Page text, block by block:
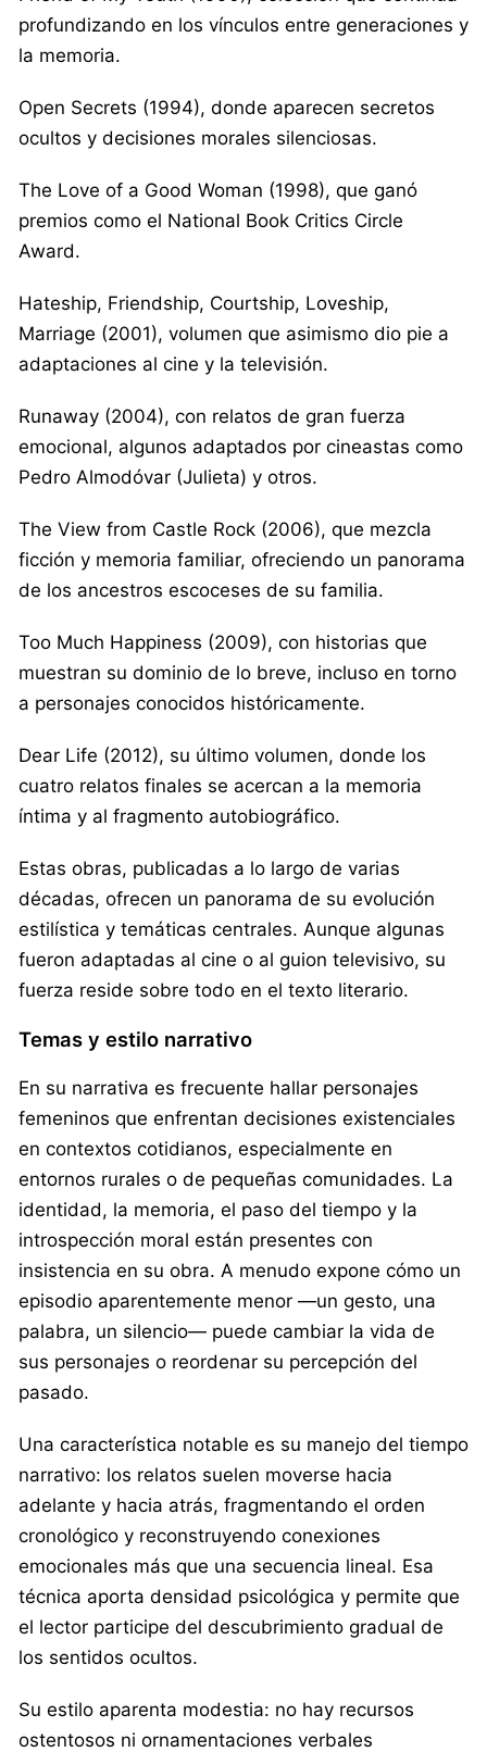
profundizando en los vínculos entre generaciones y
la memoria.
Open Secrets (1994), donde aparecen secretos
ocultos y decisiones morales silenciosas.
The Love of a Good Woman (1998), que ganó
premios como el National Book Critics Circle
Award.
Hateship, Friendship, Courtship, Loveship,
Marriage (2001), volumen que asimismo dio pie a
adaptaciones al cine y la televisión.
Runaway (2004), con relatos de gran fuerza
emocional, algunos adaptados por cineastas como
Pedro Almodóvar (Julieta) y otros.
The View from Castle Rock (2006), que mezcla
ficción y memoria familiar, ofreciendo un panorama
de los ancestros escoceses de su familia.
Too Much Happiness (2009), con historias que
muestran su dominio de lo breve, incluso en torno
a personajes conocidos históricamente.
Dear Life (2012), su último volumen, donde los
cuatro relatos finales se acercan a la memoria
íntima y al fragmento autobiográfico.
Estas obras, publicadas a lo largo de varias
décadas, ofrecen un panorama de su evolución
estilística y temáticas centrales. Aunque algunas
fueron adaptadas al cine o al guion televisivo, su
fuerza reside sobre todo en el texto literario.
Temas y estilo narrativo
En su narrativa es frecuente hallar personajes
femeninos que enfrentan decisiones existenciales
en contextos cotidianos, especialmente en
entornos rurales o de pequeñas comunidades. La
identidad, la memoria, el paso del tiempo y la
introspección moral están presentes con
insistencia en su obra. A menudo expone cómo un
episodio aparentemente menor —un gesto, una
palabra, un silencio— puede cambiar la vida de
sus personajes o reordenar su percepción del
pasado.
Una característica notable es su manejo del tiempo
narrativo: los relatos suelen moverse hacia
adelante y hacia atrás, fragmentando el orden
cronológico y reconstruyendo conexiones
emocionales más que una secuencia lineal. Esa
técnica aporta densidad psicológica y permite que
el lector participe del descubrimiento gradual de
los sentidos ocultos.
Su estilo aparenta modestia: no hay recursos
ostentosos ni ornamentaciones verbales